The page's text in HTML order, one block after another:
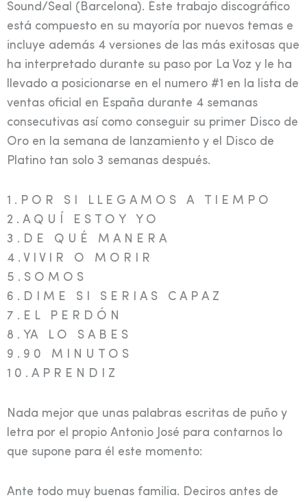
Sound/Seal (Barcelona). Éste trabajo discográfico
está compuesto en su mayoría por nuevos temas e
incluye además 4 versiones de las más exitosas que
ha interpretado durante su paso por La Voz y le ha
llevado a posicionarse en el numero #1 en la lista de
ventas oficial en España durante 4 semanas
consecutivas así como conseguir su primer Disco de
Oro en la semana de lanzamiento y el Disco de
Platino tan solo 3 semanas después.
1 . P O R S I L L E G A M O S A T I E M P O
2 . A Q U Í E S T O Y Y O
3 . D E Q U É M A N E R A
4 . V I V I R O M O R I R
5 . S O M O S
6 . D I M E S I S E R I A S C A P A Z
7 . E L P E R D Ó N
8 . YA L O S A B E S
9 . 9 0 M I N U T O S
1 0 . A P R E N D I Z
Nada mejor que unas palabras escritas de puño y
letra por el propio Antonio José para contarnos lo
que supone para él este momento:
Ante todo muy buenas familia. Deciros antes de